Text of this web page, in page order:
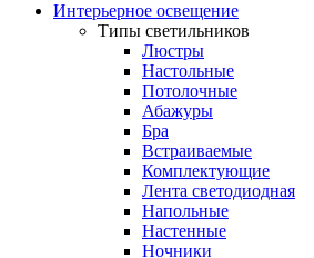
Интерьерное освещение
Типы светильников
Люстры
Настольные
Потолочные
Абажуры
Бра
Встраиваемые
Комплектующие
Лента светодиодная
Напольные
Настенные
Ночники